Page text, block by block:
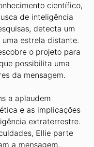
científico,
de inteligência
detecta um
estrela distante.
o projeto para
possibilita uma
da mensagem.
a aplaudem
e as implicações
extraterrestre.
Ellie parte
a mensagem.